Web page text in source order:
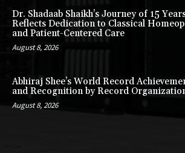
Dr. Shadaab Shaikh’s Journey of 15
Reflects Dedication to Classical
and Patient-Centered Care
August 8, 2026
Abhiraj Shee’s World Record
and Recognition by Record
August 8, 2026